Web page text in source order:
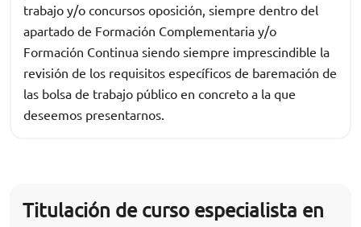
trabajo y/o concursos oposición, siempre dentro del
apartado de Formación Complementaria y/o
Formación Continua siendo siempre imprescindible la
revisión de los requisitos específicos de baremación de
las bolsa de trabajo público en concreto a la que
deseemos presentarnos.
Titulación de curso especialista en